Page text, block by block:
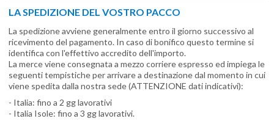
LA SPEDIZIONE DEL VOSTRO PACCO
La spedizione avviene generalmente entro il giorno successivo al
ricevimento del pagamento. In caso di bonifico questo termine si
identifica con l'effettivo accredito dell'importo.
La merce viene consegnata a mezzo corriere espresso ed impiega le
seguenti tempistiche per arrivare a destinazione dal momento in cui
viene spedita dalla nostra sede (ATTENZIONE dati indicativi):
- Italia: fino a 2 gg lavorativi
- Italia Isole: fino a 3 gg lavorativi.